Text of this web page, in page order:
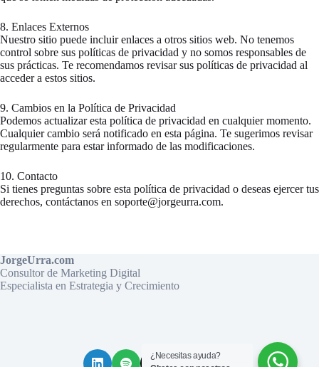
8. Enlaces Externos
Nuestro sitio puede incluir enlaces a otros sitios web. No tenemos
control sobre sus políticas de privacidad y no somos responsables de
sus prácticas. Te recomendamos revisar sus políticas de privacidad al
acceder a estos sitios.
9. Cambios en la Política de Privacidad
Podemos actualizar esta política de privacidad en cualquier momento.
Cualquier cambio será notificado en esta página. Te sugerimos revisar
regularmente para estar informado de las modificaciones.
10. Contacto
Si tienes preguntas sobre esta política de privacidad o deseas ejercer tus
derechos, contáctanos en soporte@jorgeurra.com.
JorgeUrra.com
Consultor de Marketing Digital
Especialista en Estrategia y Crecimiento
¿Necesitas ayuda?